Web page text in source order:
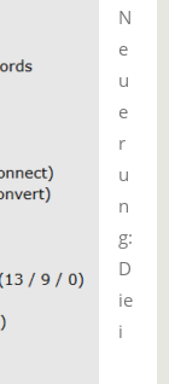
N
e
u
e
r
u
n
g:
D
ie
i